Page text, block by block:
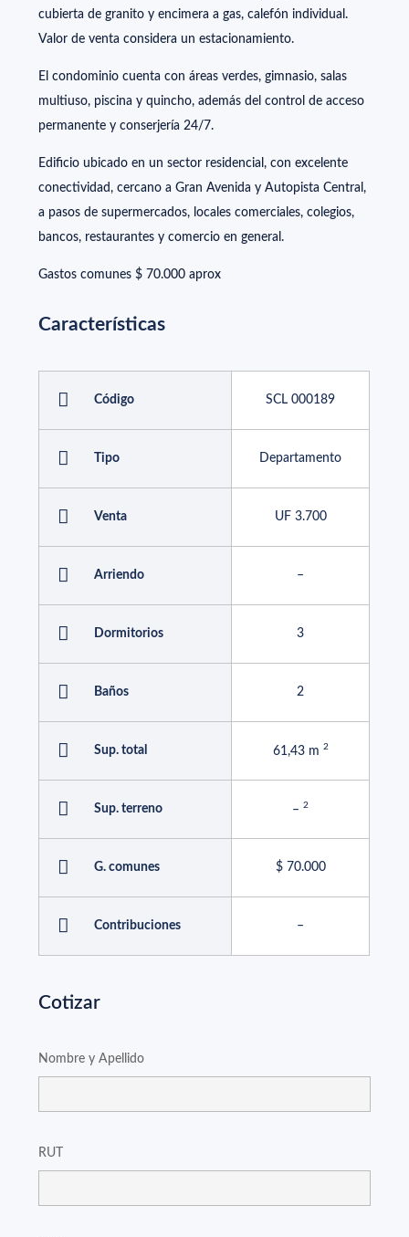
cubierta de granito y encimera a gas, calefón individual.
Valor de venta considera un estacionamiento.
El condominio cuenta con áreas verdes, gimnasio, salas
multiuso, piscina y quincho, además del control de acceso
permanente y conserjería 24/7.
Edificio ubicado en un sector residencial, con excelente
conectividad, cercano a Gran Avenida y Autopista Central,
a pasos de supermercados, locales comerciales, colegios,
bancos, restaurantes y comercio en general.
Gastos comunes $ 70.000 aprox
Características
Código SCL 000189
Tipo Departamento
Venta UF 3.700
Arriendo –
Dormitorios 3
Baños 2
Sup. total 61,43 m
Sup. terreno –
G. comunes $ 70.000
Contribuciones –
Cotizar
Nombre y Apellido
RUT